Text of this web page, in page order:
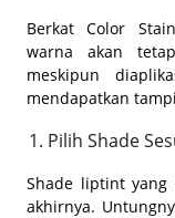
Berkat Color
warna akan
meskipun
mendapatkan
Pilih Shade
Shade liptint
akhirnya.